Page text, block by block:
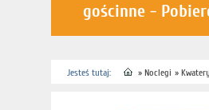
gościnne -
Jesteś tutaj: » Noclegi » Kwatery